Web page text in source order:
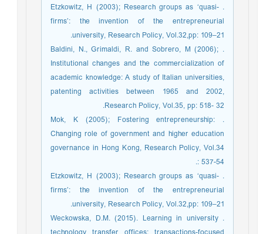
. Etzkowitz, H (2003); Research groups as ‘quasi-
firms’: the invention of the entrepreneurial
university, Research Policy, Vol.32,pp: 109–21.
. Baldini, N., Grimaldi, R. and Sobrero, M (2006);
Institutional changes and the commercialization of
academic knowledge: A study of Italian universities,
patenting activities between 1965 and 2002,
Research Policy, Vol.35, pp: 518- 32.
. Mok, K (2005); Fostering entrepreneurship:
Changing role of government and higher education
governance in Hong Kong, Research Policy, Vol.34
: 537-54.
. Etzkowitz, H (2003); Research groups as ‘quasi-
firms’: the invention of the entrepreneurial
university, Research Policy, Vol.32,pp: 109–21.
. Weckowska, D.M. (2015). Learning in university